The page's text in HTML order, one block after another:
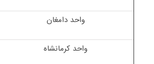
واحد دامغان
واحد کرمانشاه